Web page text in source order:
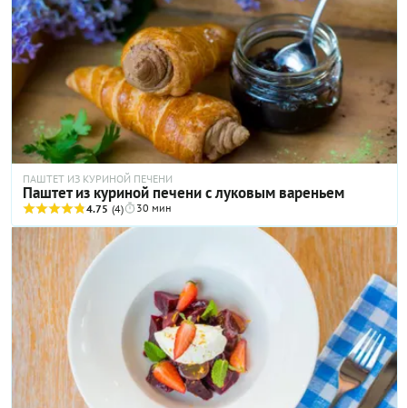
ПАШТЕТ ИЗ КУРИНОЙ ПЕЧЕНИ
Паштет из куриной печени с луковым вареньем
4.75 (4) 30 мин